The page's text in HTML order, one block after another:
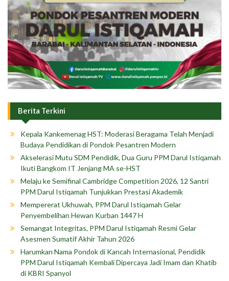
Berita Terkini
Kepala Kankemenag HST: Moderasi Beragama Telah Menjadi
Budaya Pendidikan di Pondok Pesantren Modern
Akselerasi Mutu SDM Pendidik, Dua Guru PPM Darul Istiqamah
Ikuti Bangkom IT Jenjang MA se-HST
Melaju ke Semifinal Cambridge Competition 2026, 12 Santri
PPM Darul Istiqamah Tunjukkan Prestasi Akademik
Mempererat Ukhuwah, PPM Darul Istiqamah Gelar
Penyembelihan Hewan Kurban 1447 H
Semangat Integritas, PPM Darul Istiqamah Resmi Gelar
Asesmen Sumatif Akhir Tahun 2026
Harumkan Nama Pondok di Kancah Internasional, Pendidik
PPM Darul Istiqamah Kembali Dipercaya Jadi Imam dan Khatib
di KBRI Spanyol